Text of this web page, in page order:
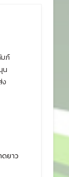
ภ์
น
ง
ดยาว